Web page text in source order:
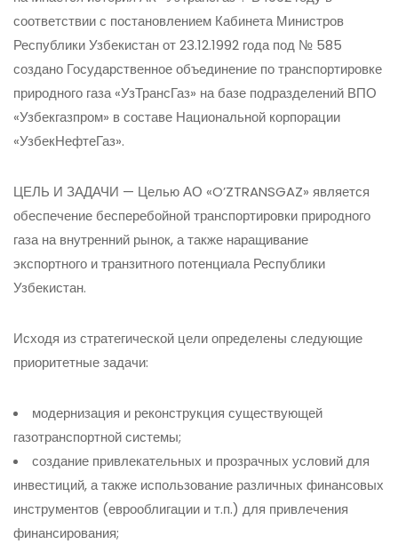
соответствии с постановлением Кабинета Министров
Республики Узбекистан от 23.12.1992 года под № 585
создано Государственное объединение по транспортировке
природного газа «УзТрансГаз» на базе подразделений ВПО
«Узбекгазпром» в составе Национальной корпорации
«УзбекНефтеГаз».
ЦЕЛЬ И ЗАДАЧИ — Целью АО «O’ZTRANSGAZ» является
обеспечение бесперебойной транспортировки природного
газа на внутренний рынок, а также наращивание
экспортного и транзитного потенциала Республики
Узбекистан.
Исходя из стратегической цели определены следующие
приоритетные задачи:
модернизация и реконструкция существующей
газотранспортной системы;
создание привлекательных и прозрачных условий для
инвестиций, а также использование различных финансовых
инструментов (еврооблигации и т.п.) для привлечения
финансирования;